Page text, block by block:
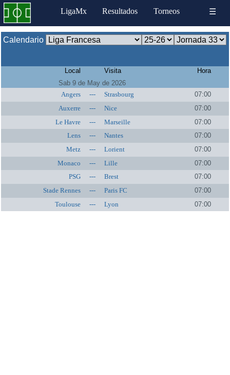
LigaMx Resultados Torneos ☰
Calendario
Local Visita
Hora
Sab 9 de May de 2026
Angers
--- Strasbourg
07:00
Auxerre
--- Nice
07:00
Le Havre
--- Marseille
07:00
Lens
--- Nantes
07:00
Metz
--- Lorient
07:00
Monaco
--- Lille
07:00
PSG
--- Brest
07:00
Stade Rennes
--- Paris FC
07:00
Toulouse
--- Lyon 07:00